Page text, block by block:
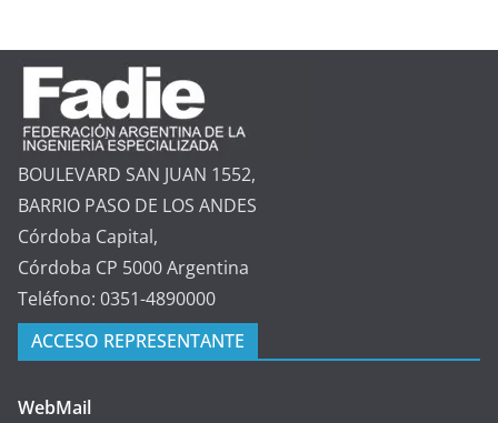
BOULEVARD SAN JUAN 1552,
BARRIO PASO DE LOS ANDES
Córdoba Capital,
Córdoba CP 5000 Argentina
Teléfono: 0351-4890000
ACCESO REPRESENTANTE
WebMail